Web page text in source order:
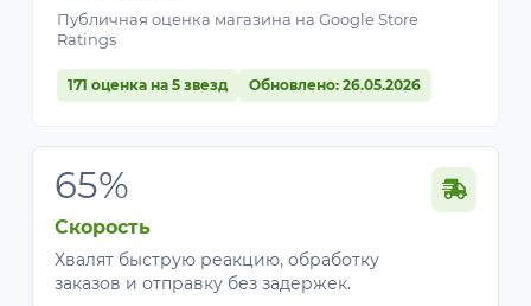
Публичная оценка магазина на Google Store
Ratings
171 оценка на 5 звезд Обновлено: 26.05.2026
65%
Скорость
Хвалят быструю реакцию, обработку
заказов и отправку без задержек.